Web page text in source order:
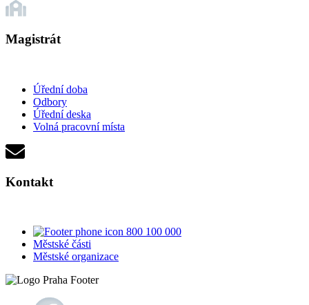
Magistrát
Úřední doba
Odbory
Úřední deska
Volná pracovní místa
Kontakt
800 100 000
Městské části
Městské organizace